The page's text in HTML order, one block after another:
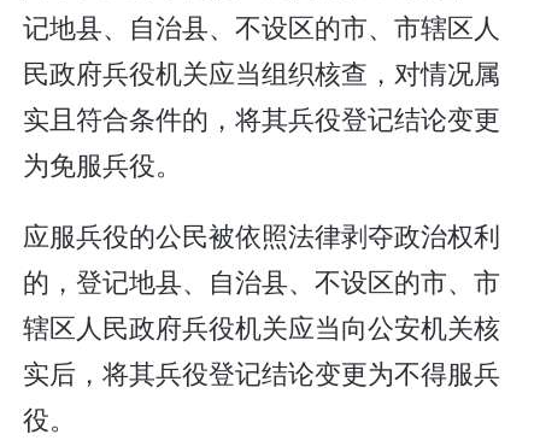
记地县、自治县、不设区的市、市辖区人
民政府兵役机关应当组织核查，对情况属
实且符合条件的，将其兵役登记结论变更
为免服兵役。
应服兵役的公民被依照法律剥夺政治权利
的，登记地县、自治县、不设区的市、市
辖区人民政府兵役机关应当向公安机关核
实后，将其兵役登记结论变更为不得服兵
役。